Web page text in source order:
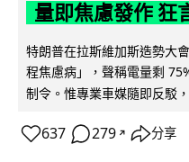
量即焦慮發作 狂
特朗普在拉斯維加斯造勢大
程焦慮病」，聲稱電量剩
制令。惟專業車媒隨即反駁
637 279 ↗ 分享